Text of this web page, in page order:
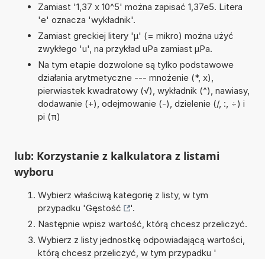
Zamiast '1,37 x 10^5' można zapisać 1,37e5. Litera
'e' oznacza 'wykładnik'.
Zamiast greckiej litery 'µ' (= mikro) można użyć
zwykłego 'u', na przykład uPa zamiast µPa.
Na tym etapie dozwolone są tylko podstawowe
działania arytmetyczne --- mnożenie (*, x),
pierwiastek kwadratowy (√), wykładnik (^), nawiasy,
dodawanie (+), odejmowanie (-), dzielenie (/, :, ÷) i
pi (π)
lub: Korzystanie z kalkulatora z listami
wyboru
Wybierz właściwą kategorię z listy, w tym
przypadku 'Gęstość
'.
Następnie wpisz wartość, którą chcesz przeliczyć.
Wybierz z listy jednostkę odpowiadającą wartości,
którą chcesz przeliczyć, w tym przypadku '